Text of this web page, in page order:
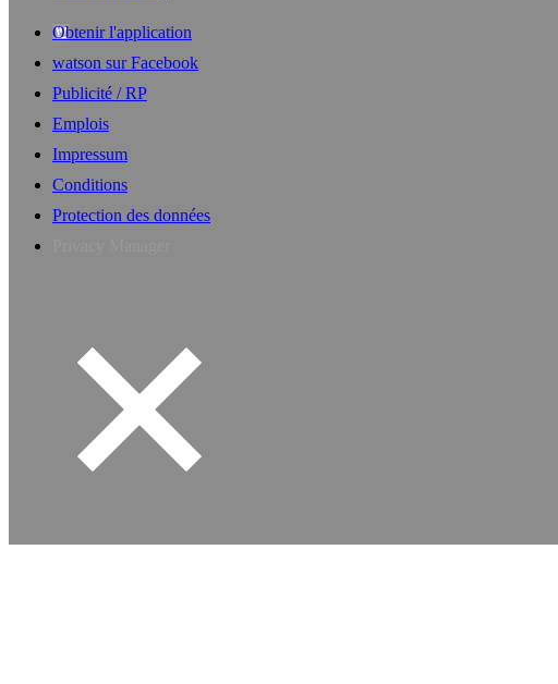
Obtenir l'application
watson sur Facebook
Publicité / RP
Emplois
Impressum
Conditions
Protection des données